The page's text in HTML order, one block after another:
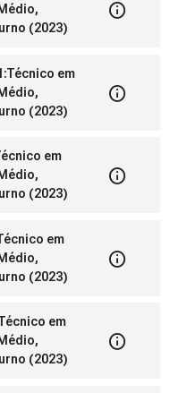
(2023)
em
(2023)
em
(2023)
em
(2023)
em
(2023)